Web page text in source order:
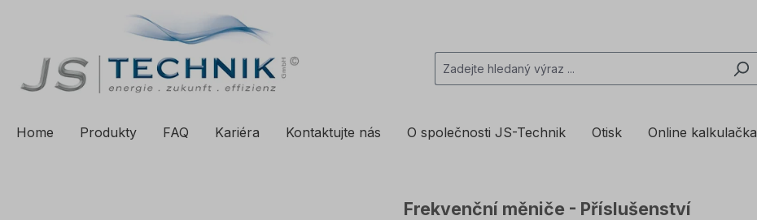
Přeskočit na hlavní navigaci
Home Produkty FAQ Kariéra Kontaktujte nás O společnosti JS-Technik Otisk Online kalkulačka
Frekvenční měniče - Příslušenství